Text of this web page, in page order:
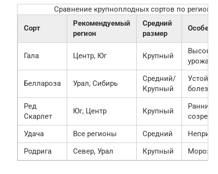
Сравнение крупноплодных сортов по
Сорт
Рекомендуемый
регион
Средний
размер
Гала Центр, Юг Крупный
Высокая
Беллароза Урал, Сибирь
Средний/
Крупный
Ред
Скарлет
Юг, Центр Крупный
Ранний
Удача
Все регионы Средний
Родрига
Север, Урал Крупный